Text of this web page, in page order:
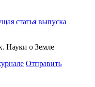
статья выпуска
Науки о Земле
Отправить